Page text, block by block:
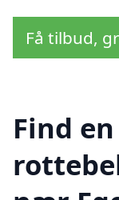
Få tilbud,
Find